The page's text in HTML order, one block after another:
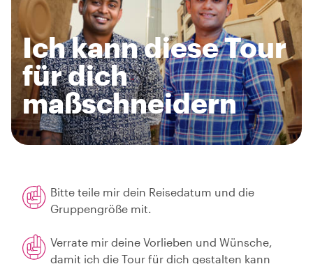
Ich kann diese Tour
für dich
maßschneidern
Bitte teile mir dein Reisedatum und die
Gruppengröße mit.
Verrate mir deine Vorlieben und Wünsche,
damit ich die Tour für dich gestalten kann